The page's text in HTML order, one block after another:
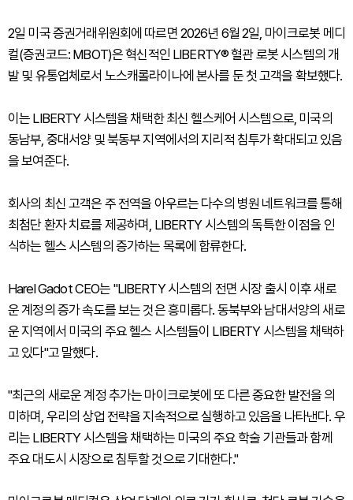
2일 미국 증권거래위원회에 따르면 2026년 6월 2일, 마이크로봇 메디
컬(증권코드: MBOT)은 혁신적인 LIBERTY® 혈관 로봇 시스템의 개
발 및 유통업체로서 노스캐롤라이나에 본사를 둔 첫 고객을 확보했다.
이는 LIBERTY 시스템을 채택한 최신 헬스케어 시스템으로, 미국의
동남부, 중대서양 및 북동부 지역에서의 지리적 침투가 확대되고 있음
을 보여준다.
회사의 최신 고객은 주 전역을 아우르는 다수의 병원 네트워크를 통해
최첨단 환자 치료를 제공하며, LIBERTY 시스템의 독특한 이점을 인
식하는 헬스 시스템의 증가하는 목록에 합류한다.
Harel Gadot CEO는 "LIBERTY 시스템의 전면 시장 출시 이후 새로
운 계정의 증가 속도를 보는 것은 흥미롭다. 동북부와 남대서양의 새로
운 지역에서 미국의 주요 헬스 시스템들이 LIBERTY 시스템을 채택하
고 있다"고 말했다.
"최근의 새로운 계정 추가는 마이크로봇에 또 다른 중요한 발전을 의
미하며, 우리의 상업 전략을 지속적으로 실행하고 있음을 나타낸다. 우
리는 LIBERTY 시스템을 채택하는 미국의 주요 학술 기관들과 함께
주요 대도시 시장으로 침투할 것으로 기대한다."